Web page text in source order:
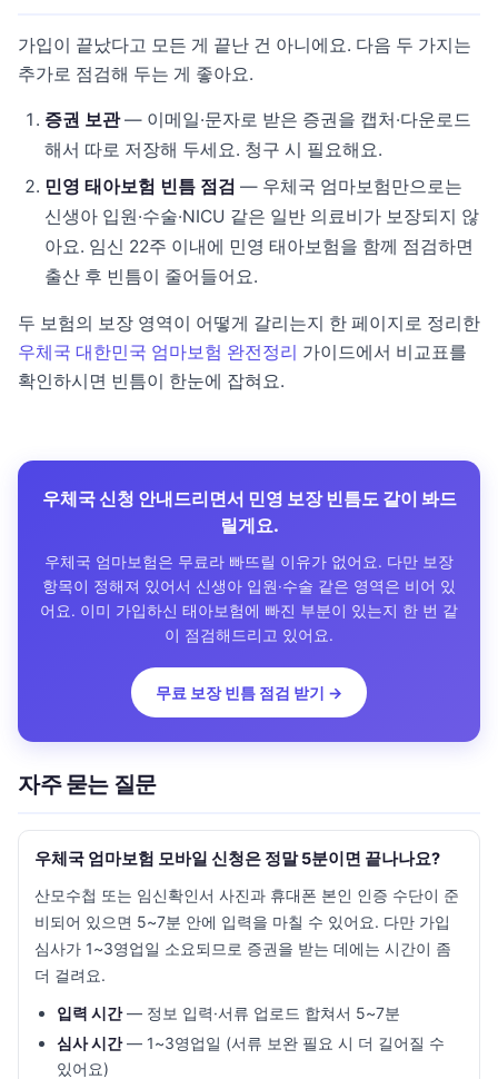
가입이 끝났다고 모든 게 끝난 건 아니에요. 다음 두 가지는
추가로 점검해 두는 게 좋아요.
증권 보관— 이메일·문자로 받은 증권을 캡처·다운로드
해서 따로 저장해 두세요. 청구 시 필요해요.
민영 태아보험 빈틈 점검 — 우체국 엄마보험만으로는
신생아 입원·수술·NICU 같은 일반 의료비가 보장되지 않
아요. 임신 22주 이내에 민영 태아보험을 함께 점검하면
출산 후 빈틈이 줄어들어요.
두 보험의 보장 영역이 어떻게 갈리는지 한 페이지로 정리한
우체국 대한민국 엄마보험 완전정리 가이드에서 비교표를
확인하시면 빈틈이 한눈에 잡혀요.
우체국 신청 안내드리면서 민영 보장 빈틈도 같이 봐드
릴게요.
우체국 엄마보험은 무료라 빠뜨릴 이유가 없어요. 다만 보장
항목이 정해져 있어서 신생아 입원·수술 같은 영역은 비어 있
어요. 이미 가입하신 태아보험에 빠진 부분이 있는지 한 번 같
이 점검해드리고 있어요.
무료 보장 빈틈 점검 받기 →
자주 묻는 질문
우체국 엄마보험 모바일 신청은 정말 5분이면 끝나나요?
산모수첩 또는 임신확인서 사진과 휴대폰 본인 인증 수단이 준
비되어 있으면 5~7분 안에 입력을 마칠 수 있어요. 다만 가입
심사가 1~3영업일 소요되므로 증권을 받는 데에는 시간이 좀
더 걸려요.
입력 시간— 정보 입력·서류 업로드 합쳐서 5~7분
심사 시간— 1~3영업일 (서류 보완 필요 시 더 길어질 수
있어요)